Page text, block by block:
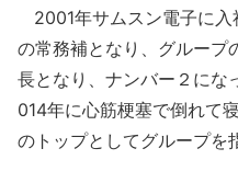
2001年サムスン電子に入
の常務補となり、グループ
長となり、ナンバー２にな
014年に心筋梗塞で倒れて
のトップとしてグループを